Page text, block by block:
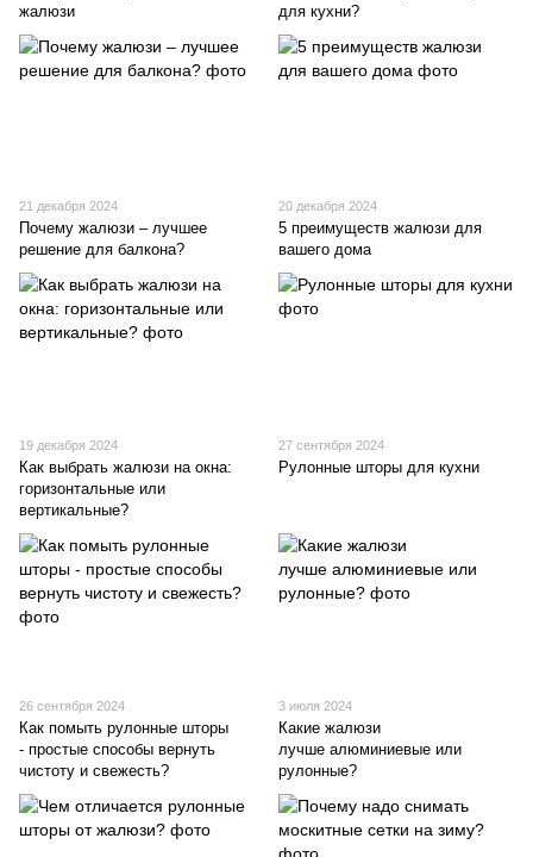
жалюзи
для кухни?
21 декабря 2024
Почему жалюзи – лучшее
решение для балкона?
20 декабря 2024
5 преимуществ жалюзи для
вашего дома
19 декабря 2024
Как выбрать жалюзи на окна:
горизонтальные или
вертикальные?
27 сентября 2024
Рулонные шторы для кухни
26 сентября 2024
Как помыть рулонные шторы
- простые способы вернуть
чистоту и свежесть?
3 июля 2024
Какие жалюзи
лучше алюминиевые или
рулонные?